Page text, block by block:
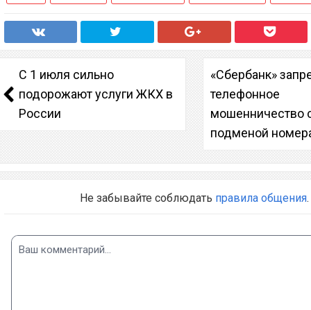
С 1 июля сильно
подорожают услуги ЖКХ в
России
«Сбербанк»
телефонное
мошенничество
подменой
Не забывайте соблюдать правила общения.